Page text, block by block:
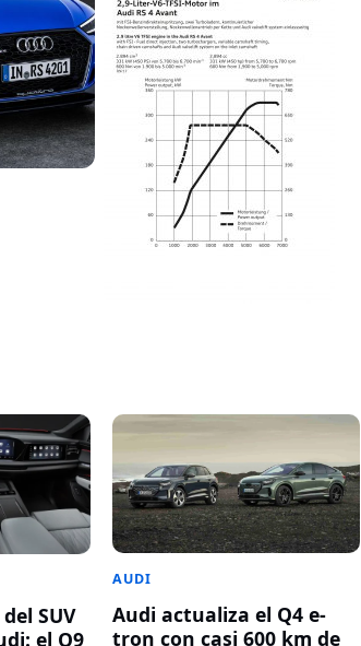
SUV
el Q9
AUDI
Audi actualiza el Q4 e-
tron con casi 600 km de